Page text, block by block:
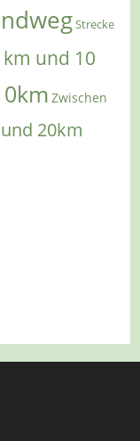
Strecke
und 10
Zwischen
20km